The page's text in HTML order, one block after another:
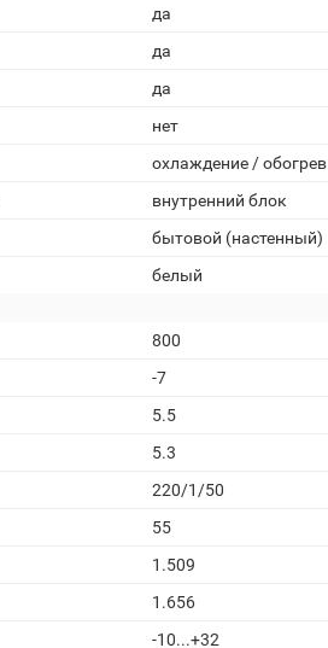
да
да
да
нет
охлаждение / обогрев
внутренний блок
бытовой (настенный)
белый
800
-7
5.5
5.3
220/1/50
55
1.509
1.656
-10...+32